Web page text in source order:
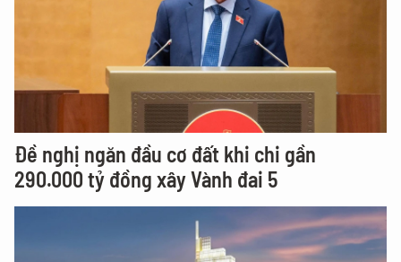
Đề nghị ngăn đầu cơ đất khi chi gần
290.000 tỷ đồng xây Vành đai 5